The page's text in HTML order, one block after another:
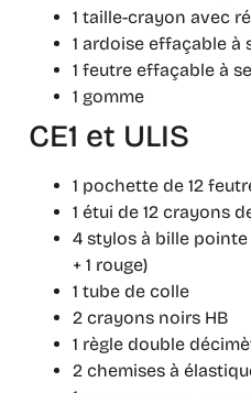
1 taille-crayon avec
1 ardoise effaçable à
1 feutre effaçable à
1 gomme
CE1 et ULIS
1 pochette de 12
1 étui de 12 crayons
4 stylos à bille pointe
+ 1 rouge)
1 tube de colle
2 crayons noirs HB
1 règle double
2 chemises à